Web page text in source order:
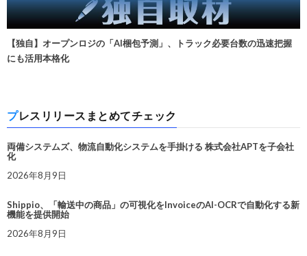
【独自】オープンロジの「AI梱包予測」、トラック必要台数の迅速把握
にも活用本格化
プレスリリースまとめてチェック
両備システムズ、物流自動化システムを手掛ける 株式会社APTを子会社
化
2026年8月9日
Shippio、「輸送中の商品」の可視化をInvoiceのAI-OCRで自動化する新
機能を提供開始
2026年8月9日